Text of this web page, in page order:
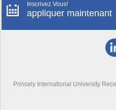
Inscrivez Vous!
appliquer maintenant
Princely International University